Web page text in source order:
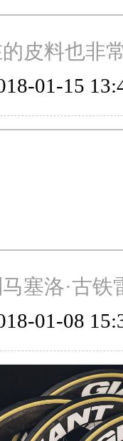
皮料也非
01-15
塞洛·古铁
01-08